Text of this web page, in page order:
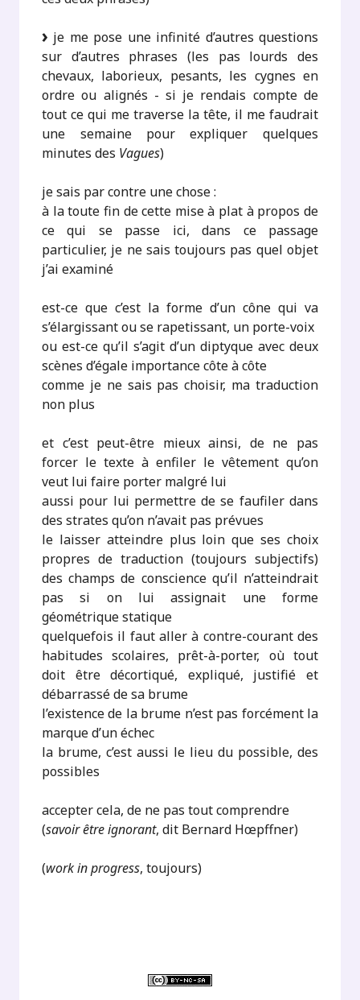
je me pose une infinité d’autres questions
sur d’autres phrases (les pas lourds des
chevaux, laborieux, pesants, les cygnes en
ordre ou alignés - si je rendais compte de
tout ce qui me traverse la tête, il me faudrait
une semaine pour expliquer quelques
minutes des Vagues)
je sais par contre une chose :
à la toute fin de cette mise à plat à propos de
ce qui se passe ici, dans ce passage
particulier, je ne sais toujours pas quel objet
j’ai examiné
est-ce que c’est la forme d’un cône qui va
s’élargissant ou se rapetissant, un porte-voix
ou est-ce qu’il s’agit d’un diptyque avec deux
scènes d’égale importance côte à côte
comme je ne sais pas choisir, ma traduction
non plus
et c’est peut-être mieux ainsi, de ne pas
forcer le texte à enfiler le vêtement qu’on
veut lui faire porter malgré lui
aussi pour lui permettre de se faufiler dans
des strates qu’on n’avait pas prévues
le laisser atteindre plus loin que ses choix
propres de traduction (toujours subjectifs)
des champs de conscience qu’il n’atteindrait
pas si on lui assignait une forme
géométrique statique
quelquefois il faut aller à contre-courant des
habitudes scolaires, prêt-à-porter, où tout
doit être décortiqué, expliqué, justifié et
débarrassé de sa brume
l’existence de la brume n’est pas forcément la
marque d’un échec
la brume, c’est aussi le lieu du possible, des
possibles
accepter cela, de ne pas tout comprendre
(savoir être ignorant, dit Bernard Hœpffner)
(work in progress, toujours)